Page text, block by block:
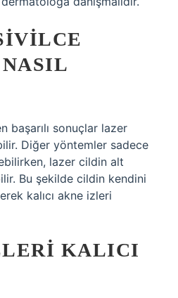
başarılı sonuçlar lazer
Diğer yöntemler sadece
lazer cildin alt
Bu şekilde cildin kendini
kalıcı akne izleri
KALICI